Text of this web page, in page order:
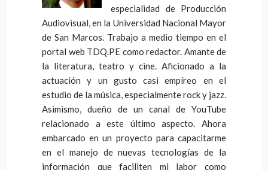
especialidad de Producción
Audiovisual, en la Universidad Nacional Mayor
de San Marcos. Trabajo a medio tiempo en el
portal web TDQ.PE como redactor. Amante de
la literatura, teatro y cine. Aficionado a la
actuación y un gusto casi empíreo en el
estudio de la música, especialmente rock y jazz.
Asimismo, dueño de un canal de YouTube
relacionado a este último aspecto. Ahora
embarcado en un proyecto para capacitarme
en el manejo de nuevas tecnologías de la
información que faciliten mi labor como